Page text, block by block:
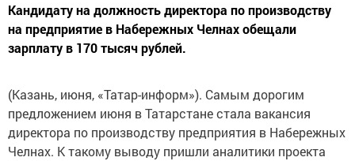
Кандидату на должность директора по производству
на предприятие в Набережных Челнах обещали
зарплату в 170 тысяч рублей.
(Казань, июня, «Татар-информ»). Самым дорогим
предложением июня в Татарстане стала вакансия
директора по производству предприятия в Набережных
Челнах. К такому выводу пришли аналитики проекта